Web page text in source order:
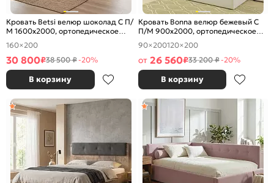
Кровать Betsi велюр шоколад С П/
М 1600x2000, ортопедическое
основание, изголовье мягкое
160×200
30 800₽38 500 ₽-20%
В корзину
Кровать Bonna велюр бежевый С
П/М 900x2000, ортопедическое
основание, изголовье мягкое
90×200120×200
от 26 560₽33 200 ₽-20%
В корзину